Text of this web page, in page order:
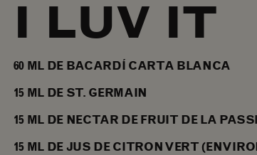
I LUV IT
60 ML DE BACARDÍ CARTA BLANCA
15 ML DE ST. GERMAIN
15 ML DE NECTAR DE FRUIT DE LA
15 ML DE JUS DE CITRON VERT